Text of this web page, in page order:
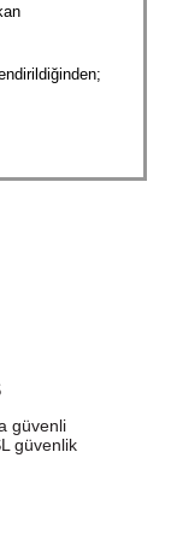
güvenli
güvenlik